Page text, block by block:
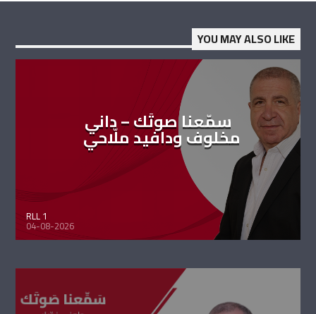
YOU MAY ALSO LIKE
سمّعنا صوتَك – داني
مخلوف ودافيد ملّاحي
RLL 1
04-08-2026